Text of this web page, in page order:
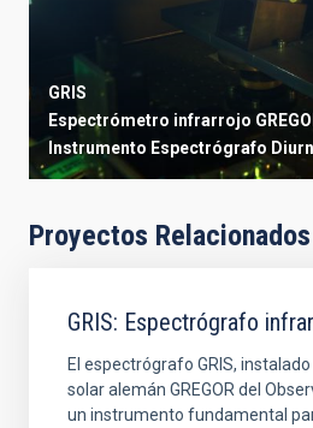
GRIS
Espectrómetro infrarrojo
Instrumento Espectrógrafo
Proyectos Relacionados
GRIS: Espectrógrafo
El espectrógrafo GRIS,
solar alemán GREGOR del
un instrumento fundamental